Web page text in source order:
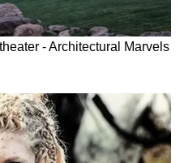
মিনিট আগেসোনিয়া
সারিতে ফারুক